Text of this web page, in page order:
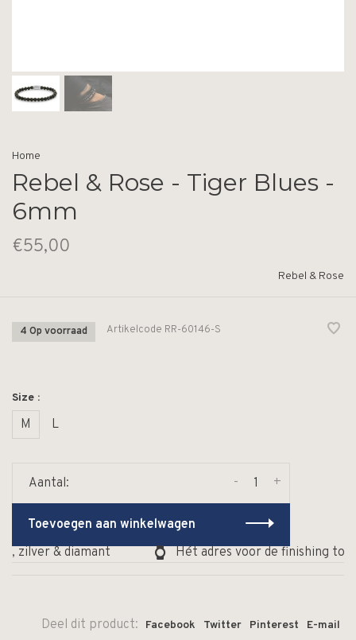
Home
Rebel & Rose - Tiger Blues -
6mm
€55,00
Rebel & Rose
4 Op voorraad Artikelcode RR-60146-S
Size :
M L
Aantal: +
-
Toevoegen aan winkelwagen
zilver & diamant
Hét adres voor de finishing
Deel dit product: Facebook Twitter Pinterest E-mail